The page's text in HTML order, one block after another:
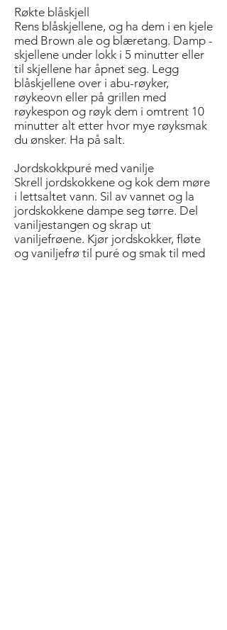
Røkte blåskjell
Rens blåskjellene, og ha dem i en kjele
med Brown ale og blæretang. Damp ­
skjel­lene under lokk i 5 minutter eller
til skjellene har åpnet seg. Legg
blåskjellene over i abu-røyker,
røykeovn eller på grillen med
røykespon og røyk dem i omtrent 10
minutter alt etter hvor mye røyksmak
du ønsker. Ha på salt.
Jordskokkpuré med vanilje
Skrell jordskokkene og kok dem møre
i lettsaltet vann. Sil av vannet og la
jordskokkene dampe seg tørre. Del
vanilje­stangen og skrap ut
vaniljefrøene. Kjør jordskokker, fløte
og vaniljefrø til puré og smak til med